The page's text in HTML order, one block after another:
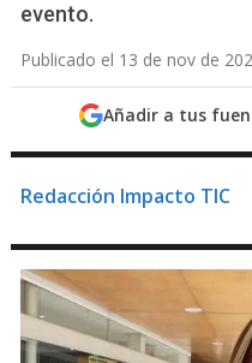
evento.
Publicado el 13 de nov de
Añadir a tus
Redacción Impacto TIC